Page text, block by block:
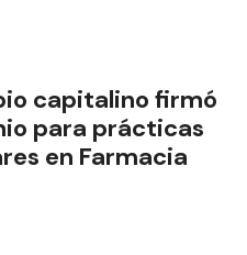
capitalino firmó
para prácticas
en Farmacia